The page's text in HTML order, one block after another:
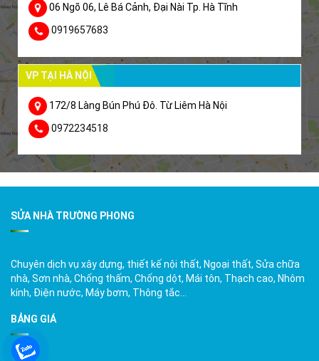
06 Ngõ 06, Lê Bá Cảnh, Đại Nài Tp. Hà Tĩnh
0919657683
VP TẠI HÀ NỘI
172/8 Làng Bún Phú Đô. Từ Liêm Hà Nội
0972234518
SỬA NHÀ TRƯỜNG PHONG
Chuyên dịch vụ xây dựng, thiết kế nội thất, Ngoại thất, Sửa chữa
nhà, Sơn nhà, Chống thấm, Chống dột, Mái tôn, Thạch cao, Nhôm
kính, Điện nước, Máy bơm, Thông tắc…
BẢNG GIÁ